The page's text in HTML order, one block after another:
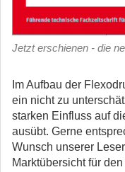
Jetzt erschienen - die
Im Aufbau der
ein nicht zu
starken Einfluss auf
ausübt. Gerne
Wunsch unserer
Marktübersicht für